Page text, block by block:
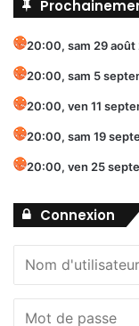
20:00, sam 29
20:00, sam 5
20:00, ven 11
20:00, sam 19
20:00, ven 25
Connexion